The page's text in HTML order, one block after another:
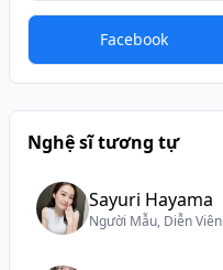
Facebook
Nghệ sĩ tương tự
Sayuri Hayama
Người Mẫu, Diễn Viên